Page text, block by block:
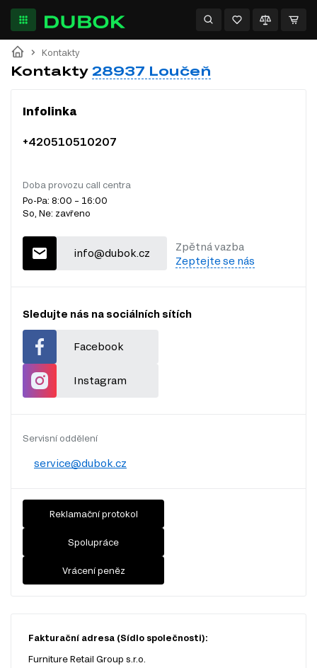
Kontakty
Kontakty 28937 Loučeň
Infolinka
+420510510207
Doba provozu call centra
Po-Pa: 8:00 – 16:00
So, Ne: zavřeno
info@dubok.cz
Zpětná vazba
Zeptejte se nás
Sledujte nás na sociálních sítích
Facebook
Instagram
Servisní oddělení
service@dubok.cz
Reklamační protokol
Spolupráce
Vrácení peněz
Fakturační adresa (Sídlo společnosti):
Furniture Retail Group s.r.o.